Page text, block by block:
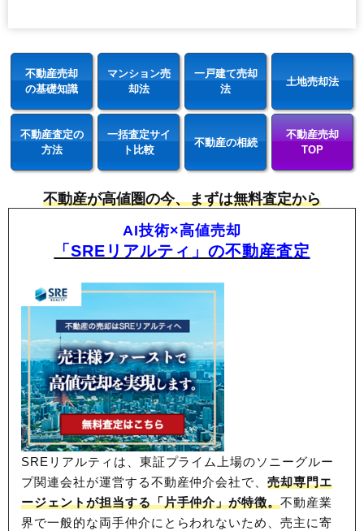
不動産売却
の基礎知識
マンション売
却法
一戸建て売却
法
土地売却法
不動産査定の
方法
一括査定サイ
ト比較
不動産の相続
不動産売却
TOP
不動産が高値圏の今、まずは無料査定から
AI技術×高値売却
「SREリアルティ」の不動産査定
SREリアルティは、東証プライム上場のソニーグルー
プ関連会社が運営する不動産仲介会社で、売却専門エ
ージェントが担当する「片手仲介」が特徴。不動産業
界で一般的な両手仲介にとらわれないため、売主に寄